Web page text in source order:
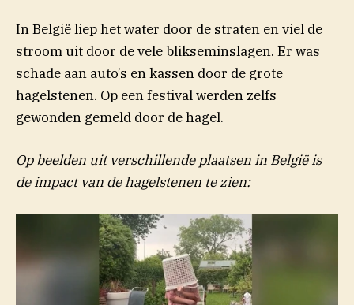
In België liep het water door de straten en viel de
stroom uit door de vele blikseminslagen. Er was
schade aan auto’s en kassen door de grote
hagelstenen. Op een festival werden zelfs
gewonden gemeld door de hagel.
Op beelden uit verschillende plaatsen in België is
de impact van de hagelstenen te zien: